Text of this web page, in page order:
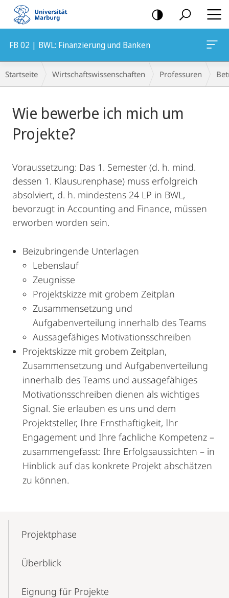
Mobile-
Navigation
FB 02 | BWL: Finanzierung und Banken
Breadcrumb-
Navigation
Startseite Wirtschaftswissenschaften Professuren
Wie bewerbe ich mich um
Projekte?
Voraussetzung: Das 1. Semester (d. h. mind.
dessen 1. Klausurenphase) muss erfolgreich
absolviert, d. h. mindestens 24 LP in BWL,
bevorzugt in Accounting and Finance, müssen
erworben worden sein.
Beizubringende Unterlagen
Lebenslauf
Zeugnisse
Projektskizze mit grobem Zeitplan
Zusammensetzung und
Aufgabenverteilung innerhalb des Teams
Aussagefähiges Motivationsschreiben
Projektskizze mit grobem Zeitplan,
Zusammensetzung und Aufgabenverteilung
innerhalb des Teams und aussagefähiges
Motivationsschreiben dienen als wichtiges
Signal. Sie erlauben es uns und dem
Projektsteller, Ihre Ernsthaftigkeit, Ihr
Engagement und Ihre fachliche Kompetenz –
zusammengefasst: Ihre Erfolgsaussichten – in
Hinblick auf das konkrete Projekt abschätzen
zu können.
NavigationProjektphase
Überblick
Eignung für Projekte